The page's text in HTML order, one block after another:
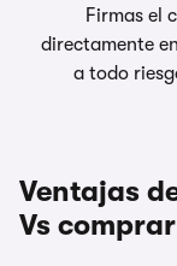
Firmas el
directamente
a todo
Ventajas
Vs